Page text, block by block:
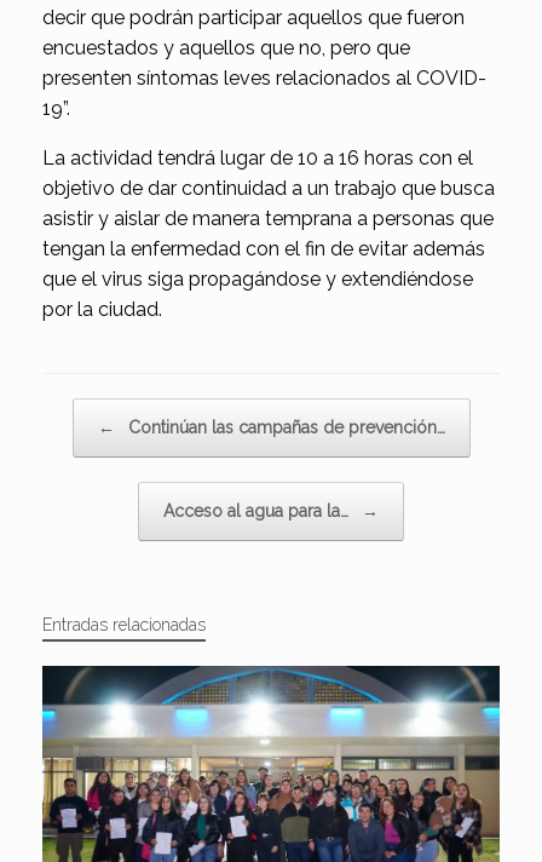
decir que podrán participar aquellos que fueron
encuestados y aquellos que no, pero que
presenten síntomas leves relacionados al COVID-
19”.
La actividad tendrá lugar de 10 a 16 horas con el
objetivo de dar continuidad a un trabajo que busca
asistir y aislar de manera temprana a personas que
tengan la enfermedad con el fin de evitar además
que el virus siga propagándose y extendiéndose
por la ciudad.
← Continúan las campañas de prevención…
Acceso al agua para la… →
Entradas relacionadas